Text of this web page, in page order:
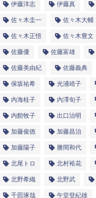
伊藤洋志 伊藤真
佐々木圭一 佐々木大輔
佐々木正悟 佐々木豊文
佐藤優 佐藤富雄
佐藤美由紀 佐藤義典
保坂祐希 光浦靖子
内海桂子 内澤旬子
内館牧子 出口治明
加藤俊徳 加藤昌治
加藤陽子 勝間和代
北尾トロ 北村裕花
北野希織 北野武
千田琢哉 午堂登紀雄